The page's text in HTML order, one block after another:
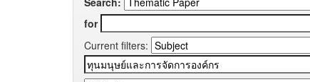
for
Current filters: